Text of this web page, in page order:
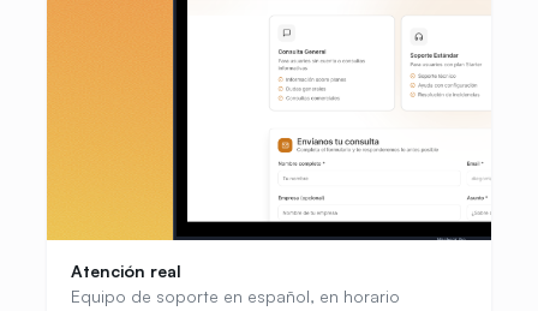
Atención real
Equipo de soporte en español, en horario